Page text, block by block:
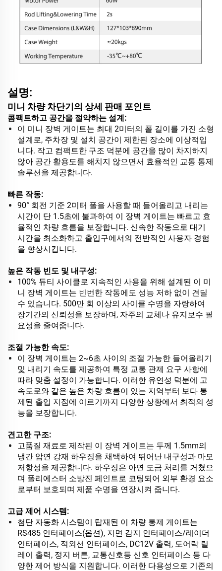
설명:
미니 차량 차단기의 상세 판매 포인트
콤팩트하고 공간을 절약하는 설계:
이 미니 장벽 게이트는 최대 2미터의 폴 길이를 가진 소형
설계로, 주차장 및 설치 공간이 제한된 장소에 이상적입
니다. 작고 컴팩트한 구조 덕분에 공간을 많이 차지하지
않아 공간 활용도를 해치지 않으면서 효율적인 교통 통제
솔루션을 제공합니다.
빠른 작동:
90° 회전 기준 2미터 폴을 사용할 때 들어올리고 내리는
시간이 단 1.5초에 불과하여 이 장벽 게이트는 빠르고 효
율적인 차량 흐름을 보장합니다. 신속한 작동으로 대기
시간을 최소화하고 출입구에서의 전반적인 사용자 경험
을 향상시킵니다.
높은 작동 빈도 및 내구성:
100% 듀티 사이클로 지속적인 사용을 위해 설계된 이 미
니 장벽 게이트는 빈번한 작동에도 성능 저하 없이 견딜
수 있습니다. 500만 회 이상의 사이클 수명을 자랑하여
장기간의 신뢰성을 보장하며, 자주의 교체나 유지보수 필
요성을 줄여줍니다.
조절 가능한 속도:
이 장벽 게이트는 2~6초 사이의 조절 가능한 들어올리기
및 내리기 속도를 제공하여 특정 교통 관제 요구 사항에
따라 맞춤 설정이 가능합니다. 이러한 유연성 덕분에 고
속도로와 같은 높은 차량 흐름이 있는 지역부터 보다 통
제된 출입 지점에 이르기까지 다양한 상황에서 최적의 성
능을 보장합니다.
견고한 구조:
고품질 재료로 제작된 이 장벽 게이트는 두께 1.5mm의
냉간 압연 강재 하우징을 채택하여 뛰어난 내구성과 마모
저항성을 제공합니다. 하우징은 아연 도금 처리를 거쳤으
며 폴리에스터 소방진 페인트로 코팅되어 외부 환경 요소
로부터 보호되며 제품 수명을 연장시켜 줍니다.
고급 제어 시스템:
첨단 자동화 시스템이 탑재된 이 차량 통제 게이트는
RS485 인터페이스(옵션), 지면 감지 인터페이스/레이더
인터페이스, 적외선 인터페이스, DC12V 출력, 도어락 릴
레이 출력, 정지 버튼, 교통신호등 신호 인터페이스 등 다
양한 제어 방식을 지원합니다. 이러한 다용성으로 기존의